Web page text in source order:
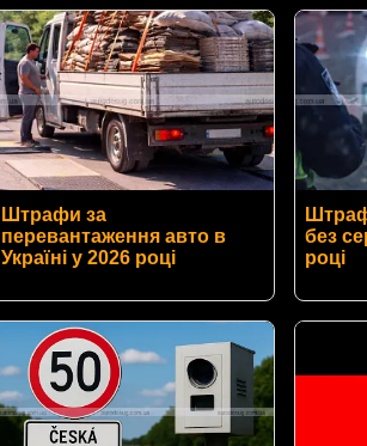
Штрафи за
перевантаження авто в
Україні у 2026 році
без
році